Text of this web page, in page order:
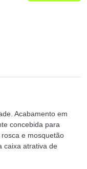
Acabamento em
concebida para
e mosquetão
caixa atrativa de